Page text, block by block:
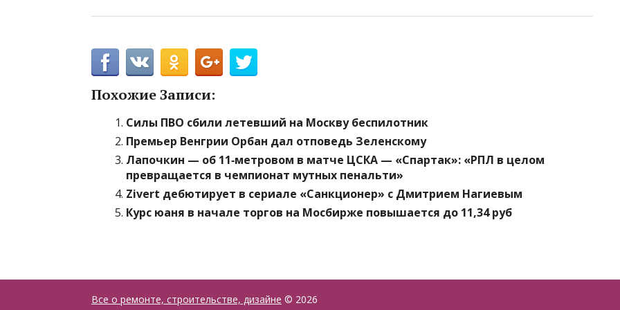
Похожие Записи:
Силы ПВО сбили летевший на Москву беспилотник
Премьер Венгрии Орбан дал отповедь Зеленскому
Лапочкин — об 11‑метровом в матче ЦСКА — «Спартак»: «РПЛ в целом
превращается в чемпионат мутных пенальти»
Zivert дебютирует в сериале «Санкционер» с Дмитрием Нагиевым
Курс юаня в начале торгов на Мосбирже повышается до 11,34 руб
Все о ремонте, строительстве, дизайне © 2026